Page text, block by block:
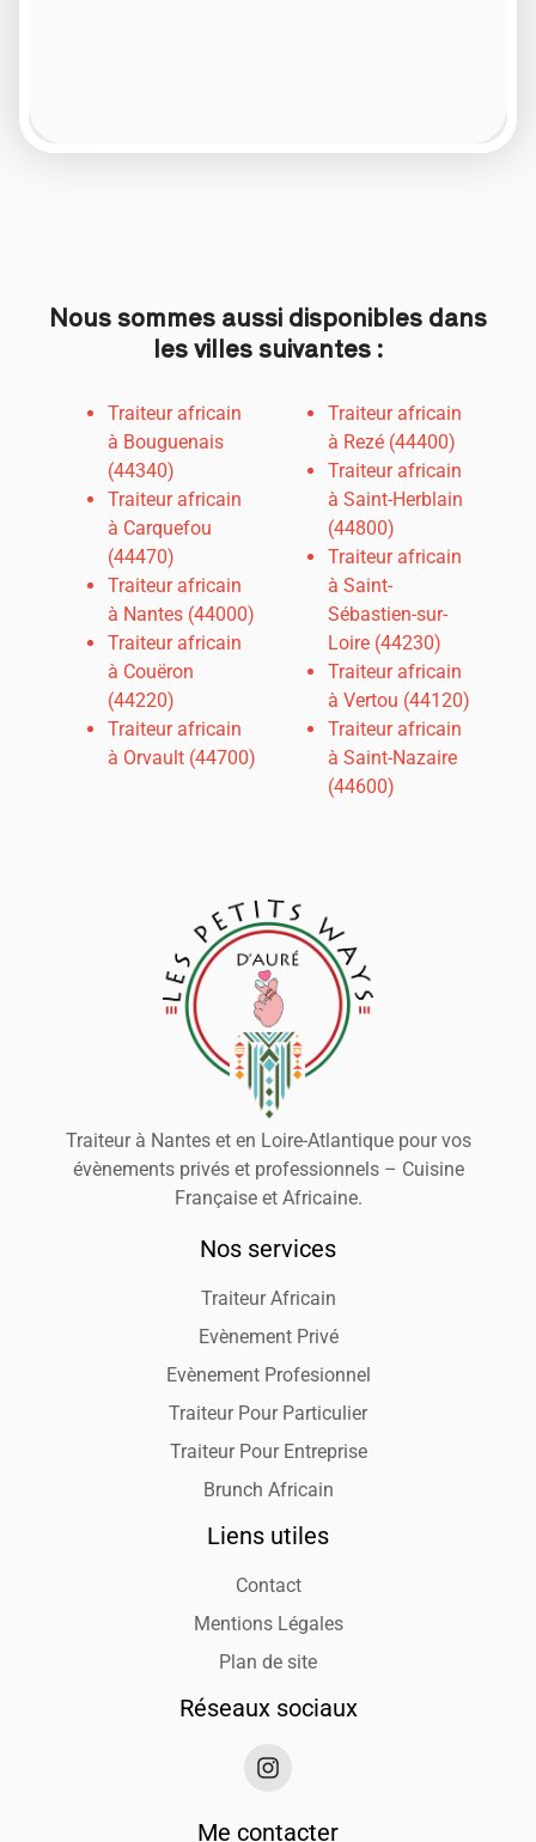
Nous sommes aussi disponibles dans
les villes suivantes :
Traiteur africain
à Bouguenais
(44340)
Traiteur africain
à Carquefou
(44470)
Traiteur africain
à Nantes (44000)
Traiteur africain
à Couëron
(44220)
Traiteur africain
à Orvault (44700)
Traiteur africain
à Rezé (44400)
Traiteur africain
à Saint-Herblain
(44800)
Traiteur africain
à Saint-
Sébastien-sur-
Loire (44230)
Traiteur africain
à Vertou (44120)
Traiteur africain
à Saint-Nazaire
(44600)
Traiteur à Nantes et en Loire-Atlantique pour vos
évènements privés et professionnels – Cuisine
Française et Africaine.
Nos services
Traiteur Africain
Evènement Privé
Evènement Profesionnel
Traiteur Pour Particulier
Traiteur Pour Entreprise
Brunch Africain
Liens utiles
Contact
Mentions Légales
Plan de site
Réseaux sociaux
Me contacter